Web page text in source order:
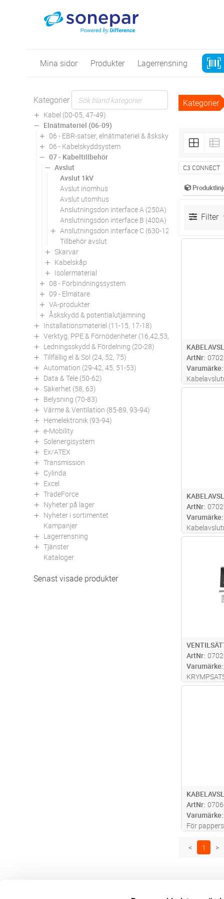
Mina sidor Produkter Lagerrensning
Kategorier
Kabel (00-05, 47-49)
Elnätmateriel (06-09)
06 - EBR-satser, elnätmateriel & åskskydd
06 - Kabelskyddsystem
07 - Kabeltillbehör
Avslut
Avslut 1kV
Avslut inomhus
Avslut utomhus
Anslutningsdon interface A (250A)
Anslutningsdon interface B (400A)
Anslutningsdon interface C (630-1250A)
Tillbehör avslut
Skarvar
Kabelskåp
Isolermaterial
08 - Förbindningssystem
09 - Elmätare
VA-produkter
Åskskydd & potentialutjämning
Installationsmateriel (11-15, 17-18)
Verktyg, PPE & Förnödenheter (16,42,53,94)
Ledningsskydd & Fördelning (20-28)
Tillfällig el & Sol (24, 52, 75)
Automation (29-42, 45, 51-53)
Data & Tele (50-62)
Säkerhet (58, 63)
Belysning (70-83)
Värme & Ventilation (85-89, 93-94)
Hemelektronik (93-94)
e-Mobility
Solenergisystem
Ex/ATEX
Transmission
Cylinda
Excel
TradeForce
Nyheter på lager
Nyheter i sortimentet
Kampanjer
Lagerrensning
Tjänster
Kataloger
Senast visade produkter
Kategorier
C3 CONNECT
Filter
ArtNr
Varumärke
och
böjs nedåt
skjuts på.
strålning
ArtNr
Varumärke
och
strålning
ArtNr
Varumärke
ArtNr
Varumärke
För
skarvas
< 1 >